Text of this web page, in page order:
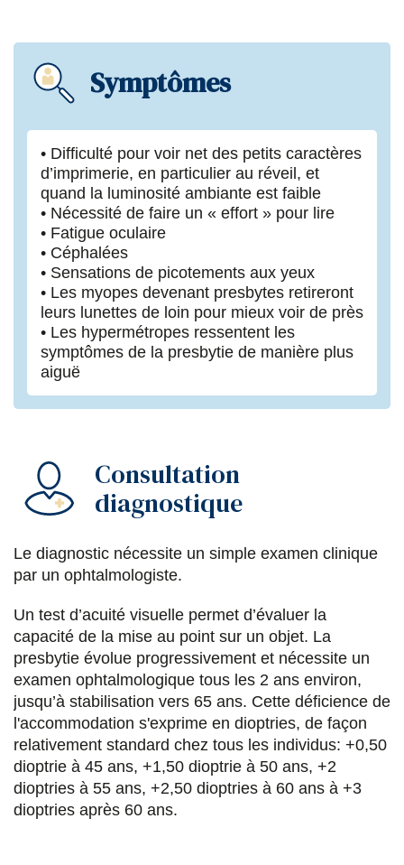
k
n
Symptômes
• Difficulté pour voir net des petits caractères
d’imprimerie, en particulier au réveil, et
quand la luminosité ambiante est faible
• Nécessité de faire un « effort » pour lire
• Fatigue oculaire
• Céphalées
• Sensations de picotements aux yeux
• Les myopes devenant presbytes retireront
leurs lunettes de loin pour mieux voir de près
• Les hypermétropes ressentent les
symptômes de la presbytie de manière plus
aiguë
Consultation
diagnostique
Le diagnostic nécessite un simple examen clinique
par un ophtalmologiste.
Un test d’acuité visuelle permet d’évaluer la
capacité de la mise au point sur un objet. La
presbytie évolue progressivement et nécessite un
examen ophtalmologique tous les 2 ans environ,
jusqu’à stabilisation vers 65 ans. Cette déficience de
l'accommodation s'exprime en dioptries, de façon
relativement standard chez tous les individus: +0,50
dioptrie à 45 ans, +1,50 dioptrie à 50 ans, +2
dioptries à 55 ans, +2,50 dioptries à 60 ans à +3
dioptries après 60 ans.